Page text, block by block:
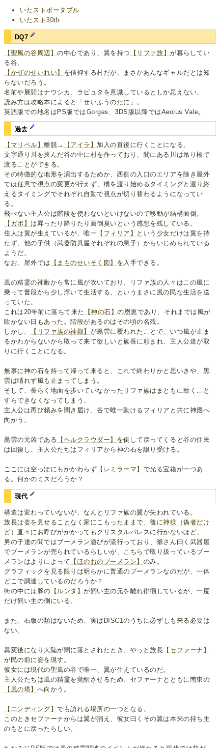
いたストポータブル
いたスト30th
DQ7
【聖風の谷周辺】の中心であり、翼を持つ 【リファ族】が暮らしてい
る谷。
【かぜのせいれい】 を信仰する村だが、まさかあんなギャルだとは知
らないだろう。
名前や展開はナウシカ、ラピュタを意識しているとしか思えない。
読み方は攻略本によると「せいふうのたに」。
英語版での地名はPS版ではGorges、3DS版以降ではAeolus Vale。
過去
【マリベル】離脱→ 【アイラ】 加入の直後に行くことになる。
文字通り川を挟んだ谷の中に村を作っており、間にある川は吊り橋で
渡ることができる。
その特徴的な地形を演出するためか、西側の入口のエリアを除き屋外
では任意で視点の変更が行えず、橋を渡り始めるタイミングと渡り終
えるタイミングでそれぞれ自動で視点が切り替わるようになってい
る。
飛べない主人公は階段を使わないといけないので移動が結構面倒。
【ガボ】 は昇ったり降りたり面倒臭いという感想を残している。
住人は翼が生えているが、唯一 【フィリア】
という少女だけは翼を持
たず、他の子供（武器防具屋それぞれの息子）からいじめられている
ようだ。
なお、屋外では
【まものせいそく図】 を入手できる。
風の精霊の神殿から常に風が吹いており、リファ族の人々はこの風に
乗って普段から少し浮いて生活する、というまさに風の民な生活を送
っていた。
これは20年前に落ちて来た
【神の石】の恩恵であり、それまでは風が
吹かない日もあった。階段があるのはその頃の名残。
しかし、
【リファ族の神殿】 が黒雲に覆われたことで、いつ風が止ま
るかわからないから取って来て欲しいと族長に頼まれ、主人公達が取
りに行くことになる。
無事に神の石を持って帰って来ると、これで終わりかと思いきや、黒
雲は晴れず風も止まってしまう。
そして、長らく地面を歩いていなかったリファ族はまともに動くこと
すらできなくなってしまう。
主人公は再び頼みを聞き届け、谷で唯一動けるフィリアと共に神殿へ
向かう。
黒雲の元凶である 【ヘルクラウダー】 を倒して戻ってくると谷の住民
は回復し、主人公たちはフィリアから神の石を譲り受ける。
ここには空っぽにもかかわらず 【レミラーマ】 で光る宝箱が一つあ
る。何かのミスだろうか？
現代
構造は変わっていないが、なんとリファ族の翼が失われている。
族長は姿を見せることなく家にこもったままで、後に神様（偽者だけ
ど）直々にお呼びがかかってもクリスタルパレスに行かないほど。
男の子達の間ではブーメラン遊びが流行っており、爺さん曰く武器屋
でブーメランが売られているらしいが、こちらで取り扱っているブー
メランはよりによって 【ほのおのブーメラン】 のみ。
グラフィックを見る限りは明らかに普通のブーメランなのだが、一体
どこで調達しているのだろうか？
街の中には豚の 【ルンタ】が飼い主の元を離れ徘徊しているが、一度
だけ飼い主の側にいる。
また、石版の類はないため、実はDISC1のうちに必ずしも来る必要は
ない。
異変後になり大陸が闇に落とされたとき、やっと族長 【セファーナ】
が民の前に姿を現す。
彼女には現代の聖風の谷で唯一、翼が生えているのだ。
主人公たちは風の精霊を覚醒させるため、セファーナとともに南東の
【風の塔】 へ向かう。
【エンディング】でも訪れる場所の一つとなる。
このときセファーナからは翼が消え、彼女曰くその翼は本来の持ち主
のもとに戻ったらしい。